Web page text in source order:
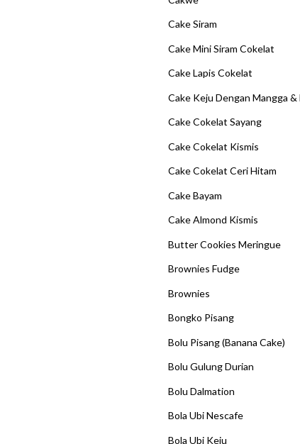
Cake Siram
Cake Mini Siram Cokelat
Cake Lapis Cokelat
Cake Keju Dengan Mangga &
Cake Cokelat Sayang
Cake Cokelat Kismis
Cake Cokelat Ceri Hitam
Cake Bayam
Cake Almond Kismis
Butter Cookies Meringue
Brownies Fudge
Brownies
Bongko Pisang
Bolu Pisang (Banana Cake)
Bolu Gulung Durian
Bolu Dalmation
Bola Ubi Nescafe
Bola Ubi Keju